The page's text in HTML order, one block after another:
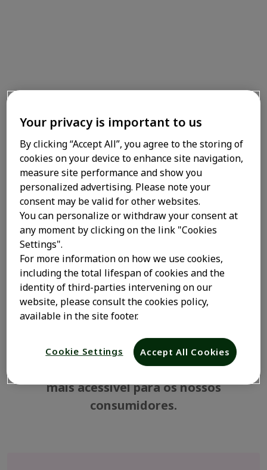
Allegra® !
Há 26 anos, Allegra ®tem ação 2x mais
rápida**, por 24hr**** 5e sem dar
sono***1 , para quem não pode parar
por causa das alergias. E ouvindo
vocês, entendemos que o preço de
Allegra precisava acompanhar essa
confiança.
Por isso, reduzimos o valor de Allegra
Adultos em até 30%* — uma decisão
Mesma fórmula, mesma eficácia e
segurança comprovadas2, mas agora
mais acessível para os nossos
consumidores.
Your privacy is important to us
By clicking “Accept All”, you agree to the storing of
cookies on your device to enhance site navigation,
measure site performance and show you
personalized advertising. Please note your
consent may be valid for other websites.
You can personalize or withdraw your consent at
any moment by clicking on the link "Cookies
Settings".
For more information on how we use cookies,
including the total lifespan of cookies and the
identity of third-parties intervening on our
website, please consult the cookies policy,
available in the site footer.
Cookie Settings Accept All Cookies